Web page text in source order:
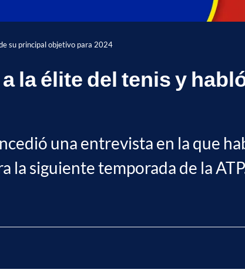
su principal objetivo para 2024
la élite del tenis y
una entrevista en la que
la siguiente temporada de la